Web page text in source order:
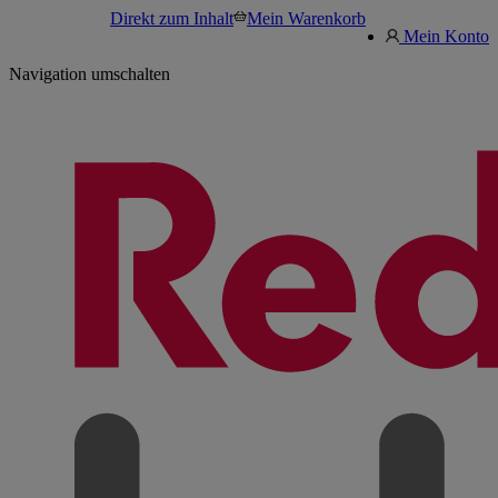
Direkt zum Inhalt
Mein Warenkorb
Mein Konto
Navigation umschalten